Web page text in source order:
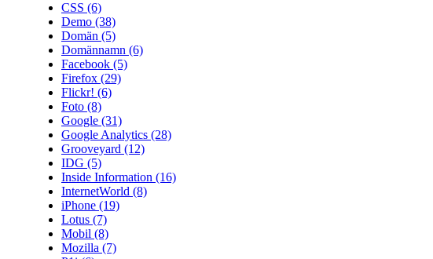
CSS (6)
Demo (38)
Domän (5)
Domännamn (6)
Facebook (5)
Firefox (29)
Flickr! (6)
Foto (8)
Google (31)
Google Analytics (28)
Grooveyard (12)
IDG (5)
Inside Information (16)
InternetWorld (8)
iPhone (19)
Lotus (7)
Mobil (8)
Mozilla (7)